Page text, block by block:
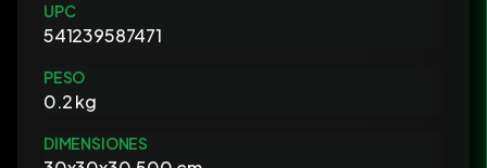
UPC
541239587471
PESO
0.2 kg
DIMENSIONES